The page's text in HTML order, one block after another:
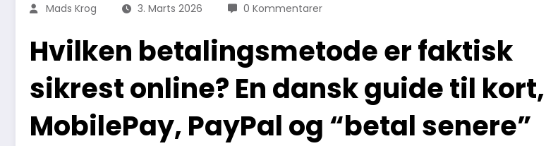
Mads Krog
3. Marts 2026 0 Kommentarer
Hvilken betalingsmetode er faktisk
sikrest online? En dansk guide til kort,
MobilePay, PayPal og “betal senere”